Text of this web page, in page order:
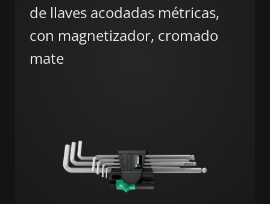
de llaves acodadas métricas,
con magnetizador, cromado
mate